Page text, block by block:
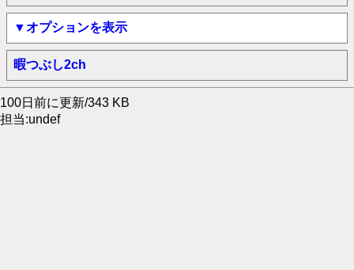
▼オプションを表示
暇つぶし2ch
100日前に更新/343 KB
担当:undef